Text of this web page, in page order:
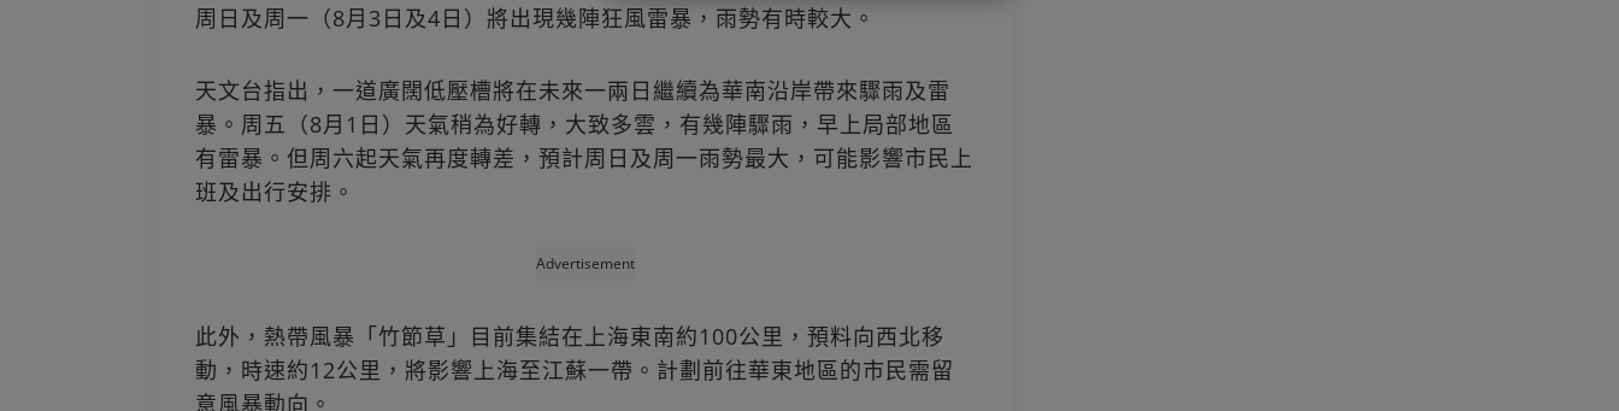
周日及周一（8月3日及4日）將出現幾陣狂風雷暴，雨勢有時較大。
天文台指出，一道廣闊低壓槽將在未來一兩日繼續為華南沿岸帶來驟雨及雷
暴。周五（8月1日）天氣稍為好轉，大致多雲，有幾陣驟雨，早上局部地區
有雷暴。但周六起天氣再度轉差，預計周日及周一雨勢最大，可能影響市民上
班及出行安排。
Advertisement
此外，熱帶風暴「竹節草」目前集結在上海東南約100公里，預料向西北移
動，時速約12公里，將影響上海至江蘇一帶。計劃前往華東地區的市民需留
意風暴動向。